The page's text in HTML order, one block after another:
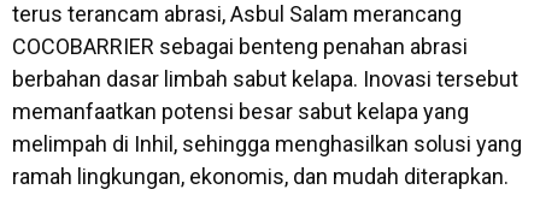
terus terancam abrasi, Asbul Salam merancang
COCOBARRIER sebagai benteng penahan abrasi
berbahan dasar limbah sabut kelapa. Inovasi tersebut
memanfaatkan potensi besar sabut kelapa yang
melimpah di Inhil, sehingga menghasilkan solusi yang
ramah lingkungan, ekonomis, dan mudah diterapkan.